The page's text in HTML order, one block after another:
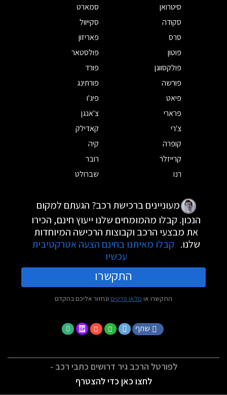
סיטרואן
סמארט
סקודה
סקייוול
סרס
פאריזון
פוטון
פולסטאר
פולקסווגן
פורד
פורשה
פורתינג
פיאט
פיג'ו
פרארי
צ'אנגן
צ'רי
קאדילק
קופרה
קיה
קרייזלר
רובר
רנו
שברולט
מעוניינים ברכישת רכב? הגעתם למקום
הנכון. קבלו מהמומחים שלנו ייעוץ חינם, הכירו
את מבצעי הרכב וקבוצות הרכישה המיוחדות
שלנו. קבלו מאיתנו בחינם הצעה אטרקטיבית
עכשיו
התקשרו
התקשרו או מלאו פרטים ונחזור אליכם בהקדם
שתף
לפורטל הרכב גיר דרושים כתבי רכב -
לחצו כאן כדי להצטרף